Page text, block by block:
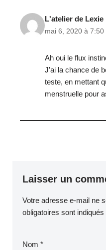
L'atelier de Lexie
mai 6, 2020 à 7:50
Ah oui le flux
J’ai la chance de
teste, en mettant
menstruelle pour
Laisser un
Votre adresse e-mail ne
obligatoires sont indiqués
Nom *